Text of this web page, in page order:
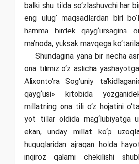
balki shu tilda so‘zlashuvchi har
eng ulug‘ maqsadlardan biri
hamma birdek qayg‘ursagina
ma’noda, yuksak mavqega
Shundagina yana bir necha
ona tilimiz o‘z aslicha
Alixonto‘ra Sog‘uniy
qayg‘usi» kitobida
millatning ona tili o‘z hojatini
yot tillar oldida mag‘lubiyatga
ekan, unday millat ko‘p
huquqlaridan ajragan holda
inqiroz qalami chekilishi